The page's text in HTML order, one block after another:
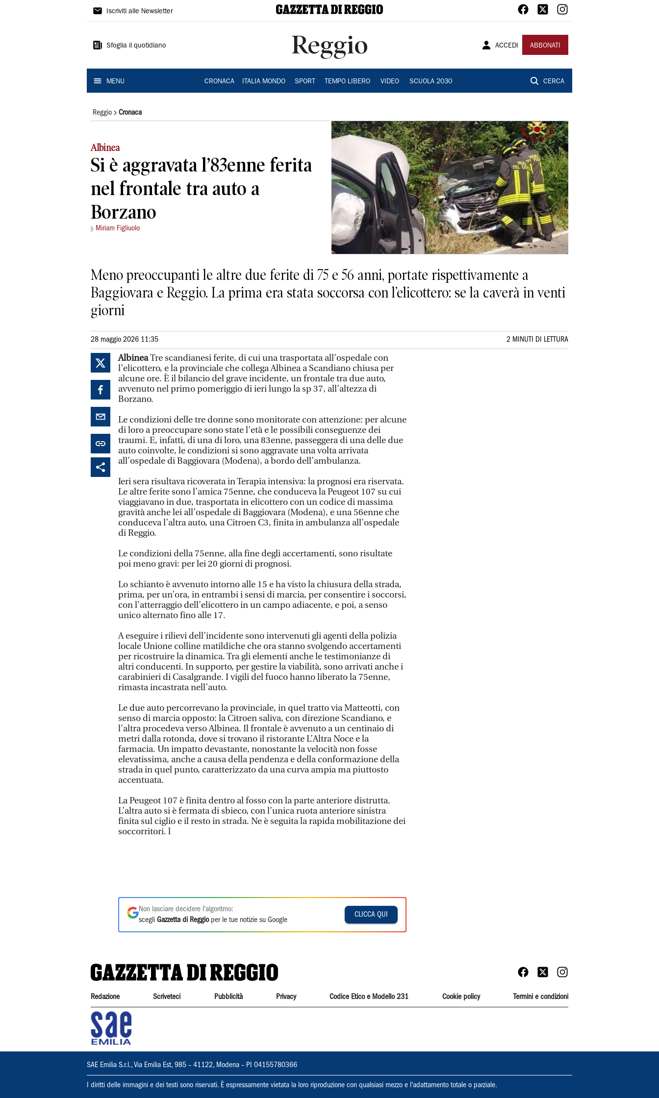
Gazzetta
Reggio
Iscriviti alle Newsletter
Sfoglia il quotidiano Reggio ACCEDI ABBONATI
MENU CRONACA ITALIA MONDO SPORT TEMPO LIBERO VIDEO SCUOLA 2030 CERCA
Reggio Cronaca
Albinea
Si è aggravata l’83enne ferita
nel frontale tra auto a
Borzano
Miriam Figliuolo
Meno preoccupanti le altre due ferite di 75 e 56 anni, portate rispettivamente a
Baggiovara e Reggio. La prima era stata soccorsa con l’elicottero: se la caverà in venti
giorni
28 maggio 2026 11:35 2 MINUTI DI LETTURA
AlbineaTre scandianesi ferite, di cui una trasportata all’ospedale con
l’elicottero, e la provinciale che collega Albinea a Scandiano chiusa per
alcune ore. È il bilancio del grave incidente, un frontale tra due auto,
avvenuto nel primo pomeriggio di ieri lungo la sp 37, all’altezza di
Borzano.
Le condizioni delle tre donne sono monitorate con attenzione: per alcune
di loro a preoccupare sono state l’età e le possibili conseguenze dei
traumi. E, infatti, di una di loro, una 83enne, passeggera di una delle due
auto coinvolte, le condizioni si sono aggravate una volta arrivata
all’ospedale di Baggiovara (Modena), a bordo dell’ambulanza.
Ieri sera risultava ricoverata in Terapia intensiva: la prognosi era riservata.
Le altre ferite sono l’amica 75enne, che conduceva la Peugeot 107 su cui
viaggiavano in due, trasportata in elicottero con un codice di massima
gravità anche lei all’ospedale di Baggiovara (Modena), e una 56enne che
conduceva l’altra auto, una Citroen C3, finita in ambulanza all’ospedale
di Reggio.
Le condizioni della 75enne, alla fine degli accertamenti, sono risultate
poi meno gravi: per lei 20 giorni di prognosi.
Lo schianto è avvenuto intorno alle 15 e ha visto la chiusura della strada,
prima, per un’ora, in entrambi i sensi di marcia, per consentire i soccorsi,
con l’atterraggio dell’elicottero in un campo adiacente, e poi, a senso
unico alternato fino alle 17.
A eseguire i rilievi dell’incidente sono intervenuti gli agenti della polizia
locale Unione colline matildiche che ora stanno svolgendo accertamenti
per ricostruire la dinamica. Tra gli elementi anche le testimonianze di
altri conducenti. In supporto, per gestire la viabilità, sono arrivati anche i
carabinieri di Casalgrande. I vigili del fuoco hanno liberato la 75enne,
rimasta incastrata nell’auto.
Le due auto percorrevano la provinciale, in quel tratto via Matteotti, con
senso di marcia opposto: la Citroen saliva, con direzione Scandiano, e
l’altra procedeva verso Albinea. Il frontale è avvenuto a un centinaio di
metri dalla rotonda, dove si trovano il ristorante L’Altra Noce e la
farmacia. Un impatto devastante, nonostante la velocità non fosse
elevatissima, anche a causa della pendenza e della conformazione della
strada in quel punto, caratterizzato da una curva ampia ma piuttosto
accentuata.
La Peugeot 107 è finita dentro al fosso con la parte anteriore distrutta.
L’altra auto si è fermata di sbieco, con l’unica ruota anteriore sinistra
finita sul ciglio e il resto in strada. Ne è seguita la rapida mobilitazione dei
soccorritori. l
Non lasciare decidere l'algoritmo:
scegli Gazzetta di Reggioper le tue notizie su Google
CLICCA QUI
Redazione Scriveteci Pubblicità Privacy Codice Etico e Modello 231 Cookie policy Termini e condizioni
SAE Emilia S.r.l., Via Emilia Est, 985 – 41122, Modena – PI 04155780366
I diritti delle immagini e dei testi sono riservati. È espressamente vietata la loro riproduzione con qualsiasi mezzo e l'adattamento totale o parziale.